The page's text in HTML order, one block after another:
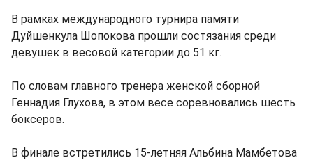
В рамках международного турнира памяти
Дуйшенкула Шопокова прошли состязания среди
девушек в весовой категории до 51 кг.
По словам главного тренера женской сборной
Геннадия Глухова, в этом весе соревновались шесть
боксеров.
В финале встретились 15-летняя Альбина Мамбетова